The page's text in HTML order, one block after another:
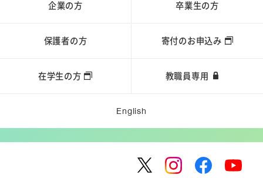
企業の方 卒業生の方
保護者の方 寄付のお申込み
在学生の方 教職員専用
English